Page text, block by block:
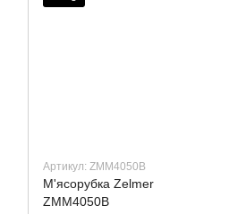
Артикул: ZMM4050B
М'ясорубка Zelmer
ZMM4050B